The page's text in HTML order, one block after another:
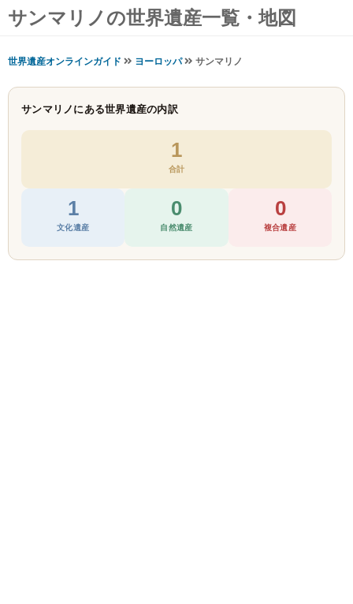
サンマリノの世界遺産一覧・地図
世界遺産オンラインガイド ヨーロッパ サンマリノ
サンマリノにある世界遺産の内訳
1
合計
1
文化遺産
0
自然遺産
0
複合遺産